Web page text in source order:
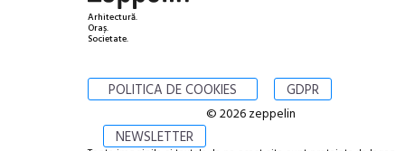
Arhitectură.
Oraș.
Societate.
POLITICA DE COOKIES GDPR
NEWSLETTER
© 2026 zeppelin